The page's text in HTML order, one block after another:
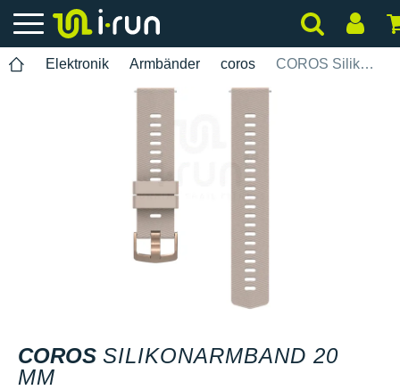
Elektronik Armbänder coros COROS Silikonarmband 20 mm
COROS SILIKONARMBAND 20
MM